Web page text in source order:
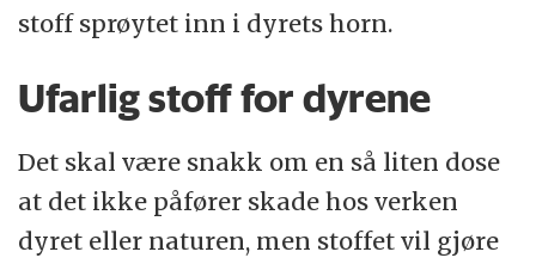
stoff sprøytet inn i dyrets horn.
Ufarlig stoff for dyrene
Det skal være snakk om en så liten dose
at det ikke påfører skade hos verken
dyret eller naturen, men stoffet vil gjøre